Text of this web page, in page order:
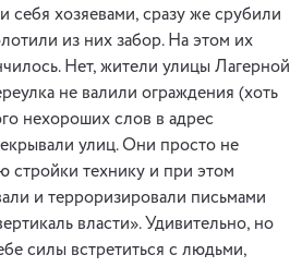
себя хозяевами, сразу же срубили
из них забор. На этом их
Нет, жители улицы Лагерной
не валили ограждения (хоть
нехороших слов в адрес
улиц. Они просто не
стройки технику и при этом
и терроризировали письмами
власти». Удивительно, но
силы встретиться с людьми,